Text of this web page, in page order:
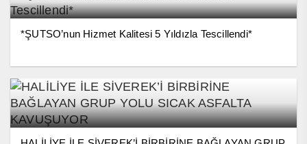
*ŞUTSO’nun Hizmet Kalitesi 5 Yıldızla Tescillendi*